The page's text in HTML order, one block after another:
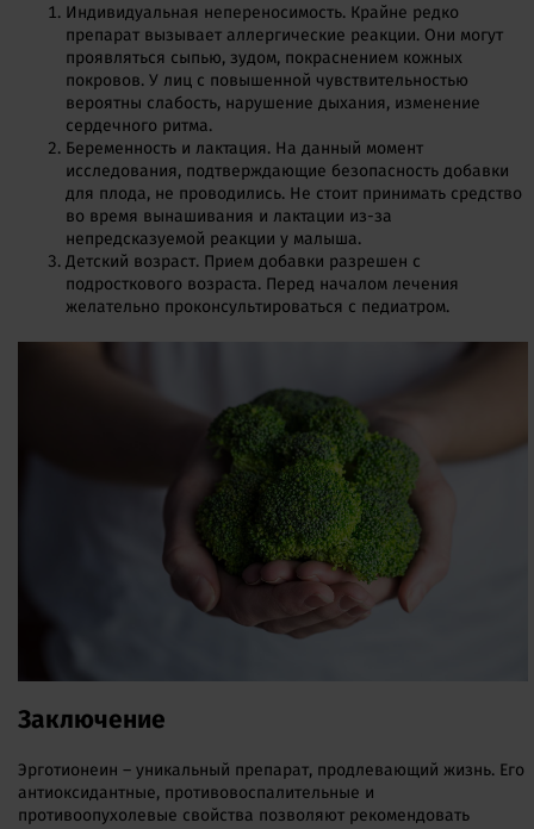
Индивидуальная непереносимость. Крайне редко
препарат вызывает аллергические реакции. Они могут
проявляться сыпью, зудом, покраснением кожных
покровов. У лиц с повышенной чувствительностью
вероятны слабость, нарушение дыхания, изменение
сердечного ритма.
Беременность и лактация. На данный момент
исследования, подтверждающие безопасность добавки
для плода, не проводились. Не стоит принимать средство
во время вынашивания и лактации из-за
непредсказуемой реакции у малыша.
Детский возраст. Прием добавки разрешен с
подросткового возраста. Перед началом лечения
желательно проконсультироваться с педиатром.
Заключение
Эрготионеин – уникальный препарат, продлевающий жизнь. Его
антиоксидантные, противовоспалительные и
противоопухолевые свойства позволяют рекомендовать